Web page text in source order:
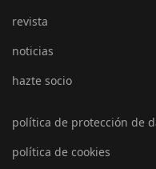
revista
noticias
hazte socio
política de protección de
política de cookies